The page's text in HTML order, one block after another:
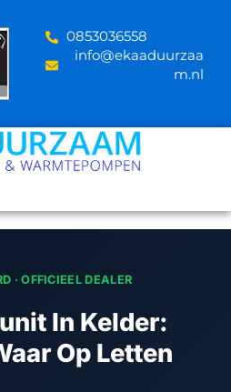
‪0853036558
info@ekaaduurzaa
m.nl
· OFFICIEEL DEALER
In Kelder:
Op Letten